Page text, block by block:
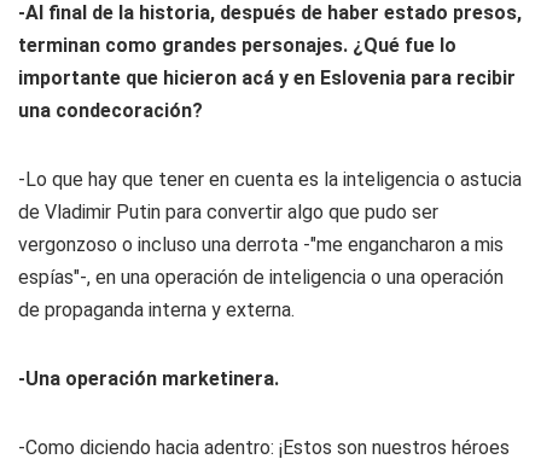
-Al final de la historia, después de haber estado presos,
terminan como grandes personajes. ¿Qué fue lo
importante que hicieron acá y en Eslovenia para recibir
una condecoración?
-Lo que hay que tener en cuenta es la inteligencia o astucia
de Vladimir Putin para convertir algo que pudo ser
vergonzoso o incluso una derrota -"me engancharon a mis
espías"-, en una operación de inteligencia o una operación
de propaganda interna y externa.
-Una operación marketinera.
-Como diciendo hacia adentro: ¡Estos son nuestros héroes